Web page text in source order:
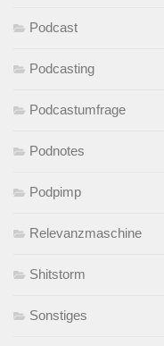
Podcast
Podcasting
Podcastumfrage
Podnotes
Podpimp
Relevanzmaschine
Shitstorm
Sonstiges